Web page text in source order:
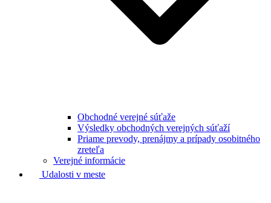
Obchodné verejné súťaže
Výsledky obchodných verejných súťaží
Priame prevody, prenájmy a prípady osobitného
zreteľa
Verejné informácie
Udalosti v meste